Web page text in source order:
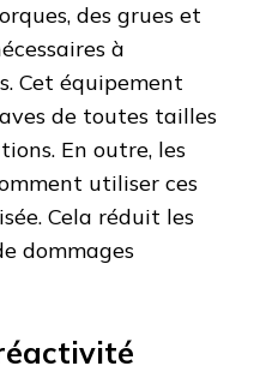
des grues et
à
Cet équipement
de toutes tailles
En outre, les
utiliser ces
Cela réduit les
dommages